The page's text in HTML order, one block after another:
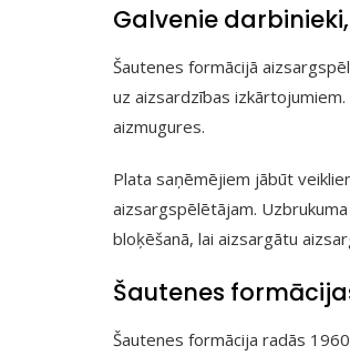
Galvenie
Šautenes formācijā
uz aizsardzības
aizmugures.
Plata saņēmējiem jābūt
aizsargspēlētājam.
bloķēšanā, lai aizsargātu
Šautenes
Šautenes formācija radās